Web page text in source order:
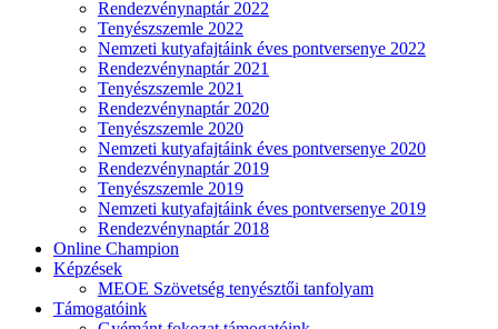
Rendezvénynaptár 2022
Tenyészszemle 2022
Nemzeti kutyafajtáink éves pontversenye 2022
Rendezvénynaptár 2021
Tenyészszemle 2021
Rendezvénynaptár 2020
Tenyészszemle 2020
Nemzeti kutyafajtáink éves pontversenye 2020
Rendezvénynaptár 2019
Tenyészszemle 2019
Nemzeti kutyafajtáink éves pontversenye 2019
Rendezvénynaptár 2018
Online Champion
Képzések
MEOE Szövetség tenyésztői tanfolyam
Támogatóink